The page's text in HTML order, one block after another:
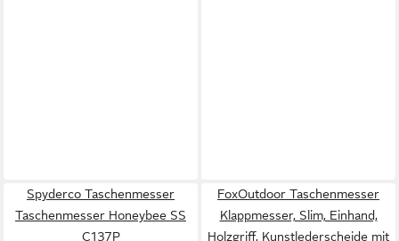
Spyderco Taschenmesser
Taschenmesser Honeybee SS
C137P
FoxOutdoor Taschenmesser
Klappmesser, Slim, Einhand,
Holzgriff, Kunstlederscheide mit